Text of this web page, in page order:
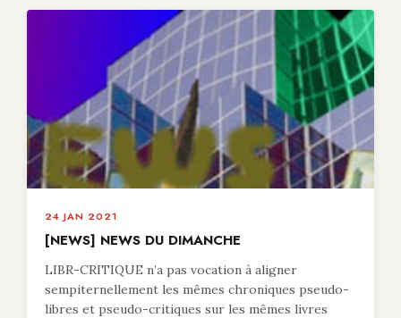
24 JAN 2021
[NEWS] NEWS DU DIMANCHE
LIBR-CRITIQUE n’a pas vocation à aligner
sempiternellement les mêmes chroniques pseudo-
libres et pseudo-critiques sur les mêmes livres